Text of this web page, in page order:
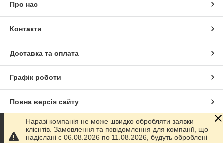
Про нас
Контакти
Доставка та оплата
Графік роботи
Повна версія сайту
Сайт створено на маркетплейсіProm.ua
Наразі компанія не може швидко обробляти заявки
клієнтів. Замовлення та повідомлення для компанії, що
надіслані с 06.08.2026 по 11.08.2026, будуть оброблені